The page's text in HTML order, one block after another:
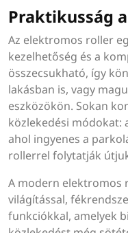
Praktikusság
Az elektromos roller
kezelhetőség és a
összecsukható, így
lakásban is, vagy
eszközökön. Sokan
közlekedési módokat:
ahol ingyenes a
rollerrel folytatják
A modern elektromos
világítással,
funkciókkal, amelyek